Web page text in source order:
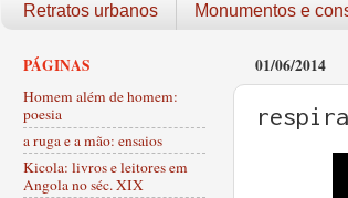
Retratos urbanos Monumentos e
01/06/2014
PÁGINAS
Homem além de homem:
poesia
a ruga e a mão: ensaios
Kicola: livros e leitores em
Angola no séc. XIX